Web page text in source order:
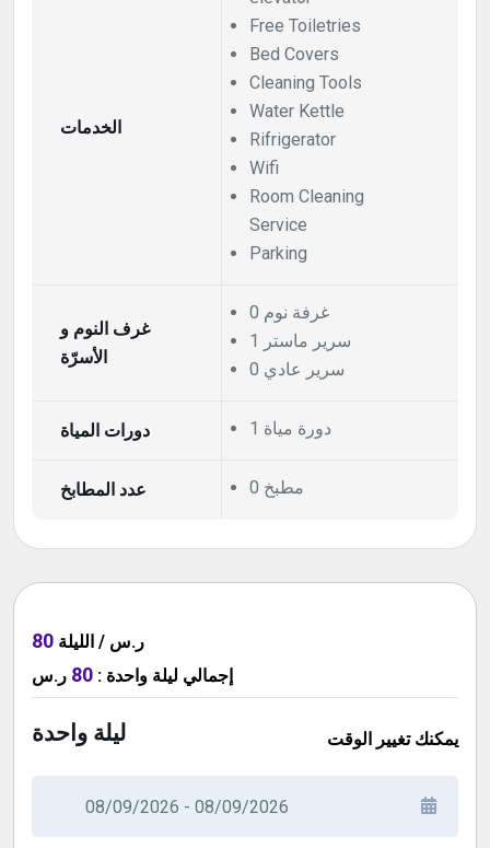
الخدمات
Free Toiletries
Bed Covers
Cleaning Tools
Water Kettle
Rifrigerator
Wifi
Room Cleaning
Service
Parking
غرف النوم و
الأسرّة
0 غرفة نوم
1 سرير ماستر
0 سرير عادي
دورات المياة 1 دورة مياة
عدد المطابخ 0 مطبخ
80 ر.س / الليلة
إجمالي ليلة واحدة :
80 ر.س
ليلة واحدة يمكنك تغيير الوقت